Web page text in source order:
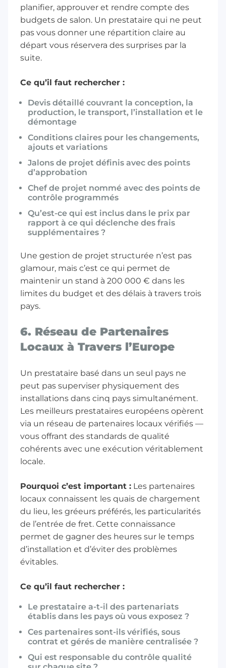
planifier, approuver et rendre compte des
budgets de salon. Un prestataire qui ne peut
pas vous donner une répartition claire au
départ vous réservera des surprises par la
suite.
Ce qu’il faut rechercher :
Devis détaillé couvrant la conception, la
production, le transport, l’installation et le
démontage
Conditions claires pour les changements,
ajouts et variations
Jalons de projet définis avec des points
d’approbation
Chef de projet nommé avec des points de
contrôle programmés
Qu’est-ce qui est inclus dans le prix par
rapport à ce qui déclenche des frais
supplémentaires ?
Une gestion de projet structurée n’est pas
glamour, mais c’est ce qui permet de
maintenir un stand à 200 000 € dans les
limites du budget et des délais à travers trois
pays.
6. Réseau de Partenaires
Locaux à Travers l’Europe
Un prestataire basé dans un seul pays ne
peut pas superviser physiquement des
installations dans cinq pays simultanément.
Les meilleurs prestataires européens opèrent
via un réseau de partenaires locaux vérifiés —
vous offrant des standards de qualité
cohérents avec une exécution véritablement
locale.
Pourquoi c’est important : Les partenaires
locaux connaissent les quais de chargement
du lieu, les gréeurs préférés, les particularités
de l’entrée de fret. Cette connaissance
permet de gagner des heures sur le temps
d’installation et d’éviter des problèmes
évitables.
Ce qu’il faut rechercher :
Le prestataire a-t-il des partenariats
établis dans les pays où vous exposez ?
Ces partenaires sont-ils vérifiés, sous
contrat et gérés de manière centralisée ?
Qui est responsable du contrôle qualité